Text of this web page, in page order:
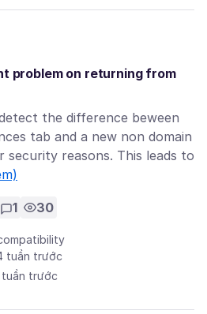
problem on returning from
the difference beween
tab and a new non domain
security reasons. This leads to
1 30
tuần trước
tuần trước